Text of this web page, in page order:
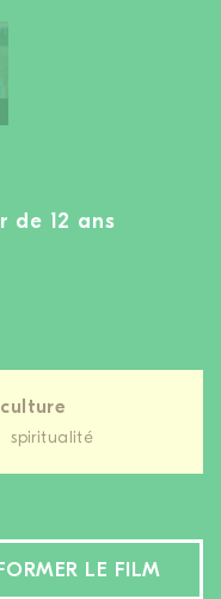
de 12 ans
spiritualité
LE FILM